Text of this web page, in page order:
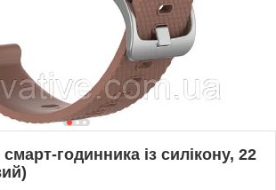
годинника із силікону, 22